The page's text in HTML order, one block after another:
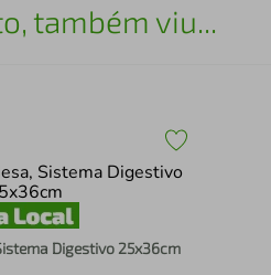
também viu...
Digestivo 25x36cm